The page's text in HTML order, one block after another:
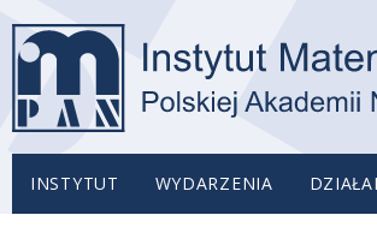
INSTYTUT WYDARZENIA